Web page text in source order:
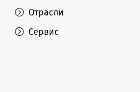
Отрасли
Сервис